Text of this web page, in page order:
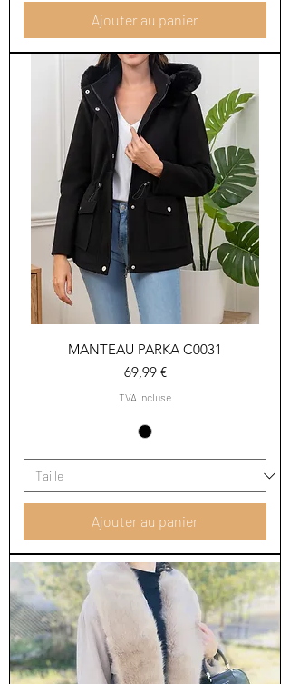
Ajouter au panier
MANTEAU PARKA C0031
Prix
69,99 €
TVA Incluse
Ajouter au panier